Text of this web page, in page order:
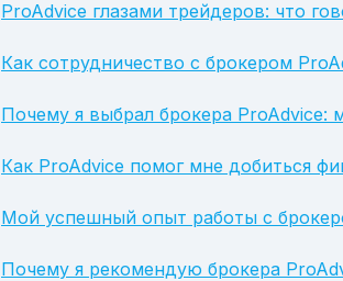
ProAdvice глазами трейдеров: что
Как сотрудничество с брокером
Почему я выбрал брокера ProAdvice:
Как ProAdvice помог мне добиться
Мой успешный опыт работы с
Почему я рекомендую брокера